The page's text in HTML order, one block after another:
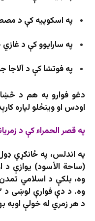
په اسکوپیه کې د
په سارایوو کې د
په فوتشا کې د ألاجا
دغو فوارو به هم د
اودس او وینځلو لپاره
په قصر الحمراء کې د
په اندلس، په ځانګړي
(ساحة الأسود) یوازې د
وه، بلکې د اسلامي
د هر زمري له خولې اوبه